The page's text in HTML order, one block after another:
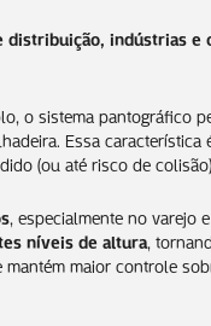
distribuição, indústrias e
o sistema pantográfico
Essa
(ou até risco de
, especialmente no varejo
níveis de altura,
maior controle